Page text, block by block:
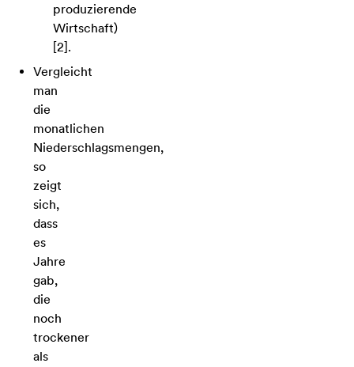
produzierende
Wirtschaft)
[2].
Vergleicht
man
die
monatlichen
Niederschlagsmengen,
so
zeigt
sich,
dass
es
Jahre
gab,
die
noch
trockener
als